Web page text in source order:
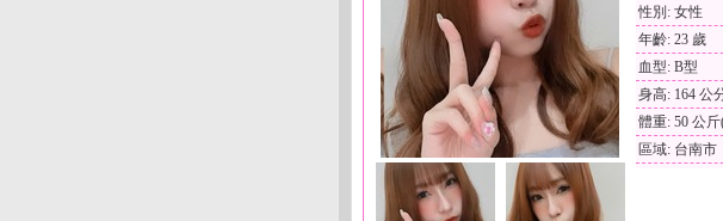
性別: 女性
年齡: 23 歲
血型: B型
身高: 164 公
體重: 50 公
區域: 台南市